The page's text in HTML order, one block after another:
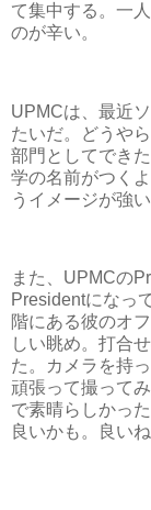
て集中する。一
のが辛い。
UPMCは、最近
たいだ。どうや
部門としてでき
学の名前がつく
うイメージが強
また、UPMCの
Presidentになっ
階にある彼のオ
しい眺め。打合
た。カメラを持
頑張って撮って
で素晴らしかっ
良いかも。良いね